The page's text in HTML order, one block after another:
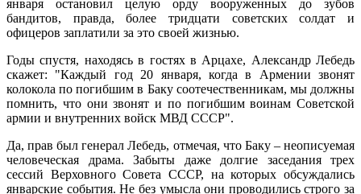
января остановил целую орду вооруженных до зубов
бандитов, правда, более тридцати советских солдат и
офицеров заплатили за это своей жизнью.
Годы спустя, находясь в гостях в Арцахе, Александр Лебедь
скажет: "Каждый год 20 января, когда в Армении звонят
колокола по погибшим в Баку соотечественникам, мы должны
помнить, что они звонят и по погибшим воинам Советской
армии и внутренних войск МВД СССР".
Да, прав был генерал Лебедь, отмечая, что Баку – неописуемая
человеческая драма. Забыты даже долгие заседания трех
сессий Верховного Совета СССР, на которых обсуждались
январские события. Не без умысла они проводились строго за